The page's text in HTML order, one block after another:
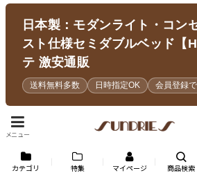
日本製：モダンライト・コン
スト仕様セミダブルベッド【
テ 激安通販
送料無料多数 日時指定OK 会員登録
メニュー
カテゴリ 特集 マイページ 商品検索